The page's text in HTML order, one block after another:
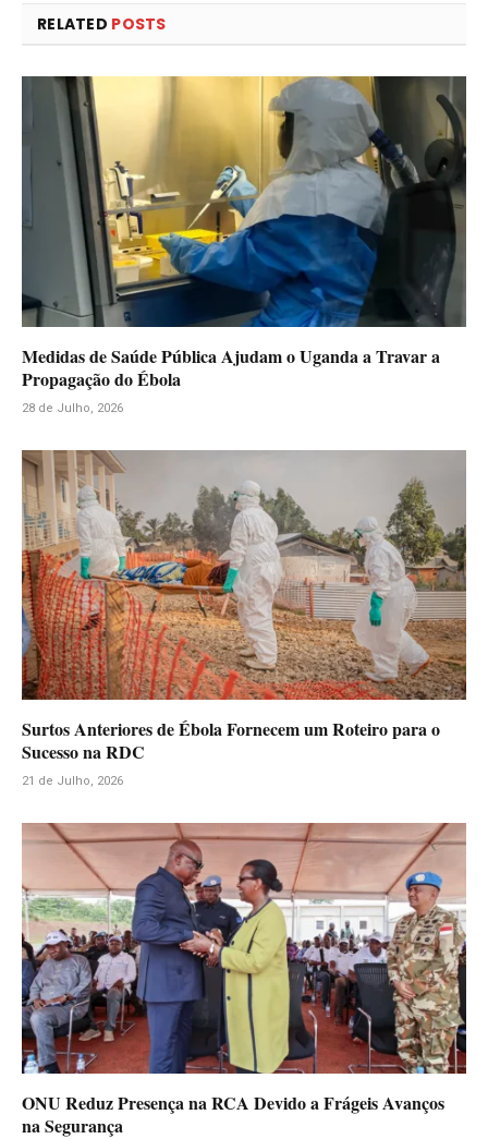
RELATED POSTS
Medidas de Saúde Pública Ajudam o Uganda a Travar a
Propagação do Ébola
28 de Julho, 2026
Surtos Anteriores de Ébola Fornecem um Roteiro para o
Sucesso na RDC
21 de Julho, 2026
ONU Reduz Presença na RCA Devido a Frágeis Avanços
na Segurança